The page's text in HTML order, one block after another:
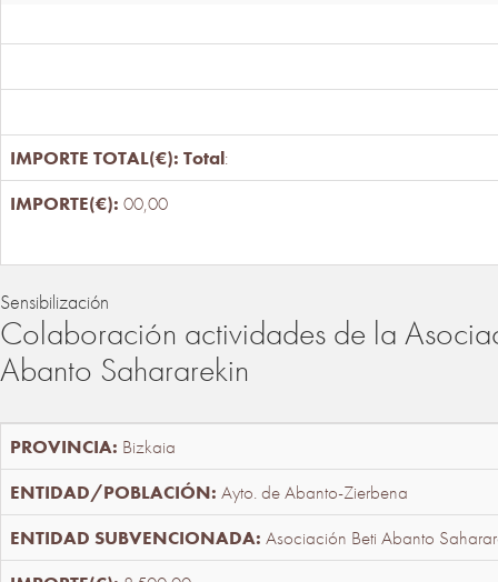
Total:
00,00
Sensibilización
Colaboración actividades de la
Abanto Sahararekin
Bizkaia
Ayto. de Abanto-Zierbena
Asociación Beti Abanto